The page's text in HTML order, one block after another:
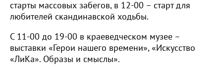
старты массовых забегов, в 12-00 – старт для
любителей скандинавской ходьбы.
С 11-00 до 19-00 в краеведческом музее –
выставки «Герои нашего времени», «Искусство
«ЛиКа». Образы и смыслы».